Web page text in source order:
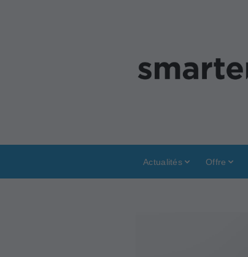
Actualités Offre